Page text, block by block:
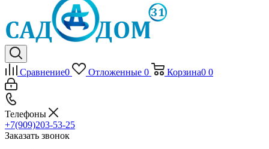
Сравнение0 Отложенные 0 Корзина0 0
Телефоны
+7(909)203-53-25
Заказать звонок